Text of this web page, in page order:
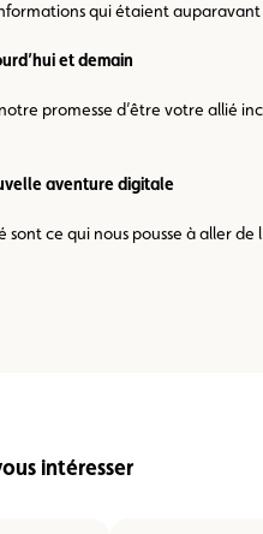
qui étaient
et demain
promesse d’être votre allié
aventure digitale
ce qui nous pousse à aller
intéresser